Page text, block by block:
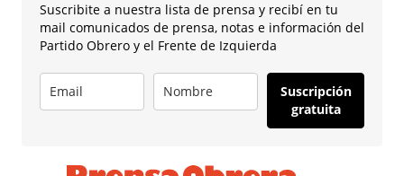
Suscribite a nuestra lista de prensa y recibí en tu
mail comunicados de prensa, notas e información del
Partido Obrero y el Frente de Izquierda
Suscripción
gratuita